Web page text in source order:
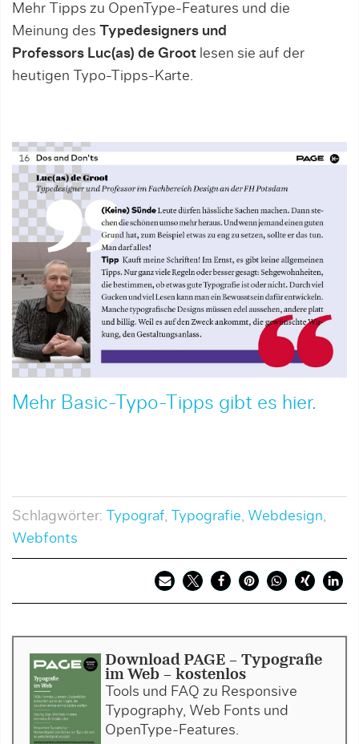
Mehr Tipps zu OpenType-Features und die
Meinung des Typedesigners und
Professors Luc(as) de Groot lesen sie auf der
heutigen Typo-Tipps-Karte.
Mehr Basic-Typo-Tipps gibt es hier.
Schlagwörter: Typograf, Typografie, Webdesign,
Webfonts
Download PAGE - Typografie
im Web - kostenlos
Tools und FAQ zu Responsive
Typography, Web Fonts und
OpenType-Features.